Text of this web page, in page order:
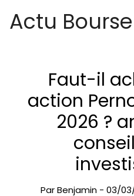
Actu Bourse
Faut-il
action
2026 ?
ParBenjamin - 03/